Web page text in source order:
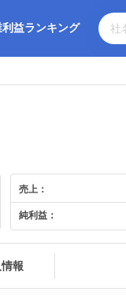
利益ランキング
売上：
純利益：
報